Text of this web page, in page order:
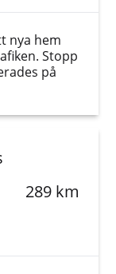
nya hem
Stopp
på
289 km